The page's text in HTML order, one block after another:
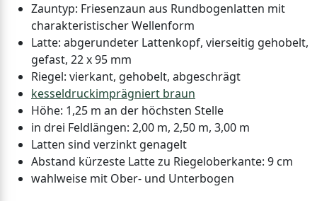
Zauntyp: Friesenzaun aus Rundbogenlatten mit
charakteristischer Wellenform
Latte: abgerundeter Lattenkopf, vierseitig gehobelt,
gefast, 22 x 95 mm
Riegel: vierkant, gehobelt, abgeschrägt
kesseldruckimprägniert braun
Höhe: 1,25 m an der höchsten Stelle
in drei Feldlängen: 2,00 m, 2,50 m, 3,00 m
Latten sind verzinkt genagelt
Abstand kürzeste Latte zu Riegeloberkante: 9 cm
wahlweise mit Ober- und Unterbogen